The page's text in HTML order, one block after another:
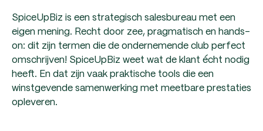
SpiceUpBiz is een strategisch salesbureau met een
eigen mening. Recht door zee, pragmatisch en hands-
on: dit zijn termen die de ondernemende club perfect
omschrijven! SpiceUpBiz weet wat de klant écht nodig
heeft. En dat zijn vaak praktische tools die een
winstgevende samenwerking met meetbare prestaties
opleveren.